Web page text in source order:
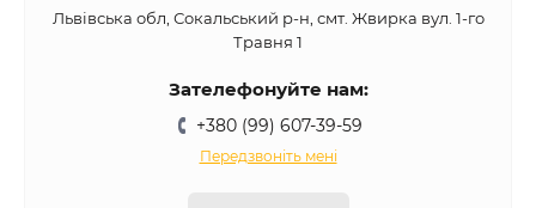
Львівська обл, Сокальський р-н, смт. Жвирка вул. 1-го
Травня 1
Зателефонуйте нам:
+380 (99) 607-39-59
Передзвоніть мені